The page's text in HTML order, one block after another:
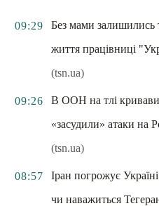
09:29
Без мами залишились
життя працівниці
(tsn.ua)
09:26
В ООН на тлі
«засудили» атаки на
(tsn.ua)
08:57
Іран погрожує
чи наважиться